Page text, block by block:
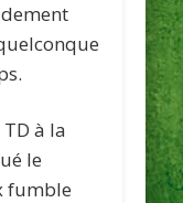
à la
le
fumble